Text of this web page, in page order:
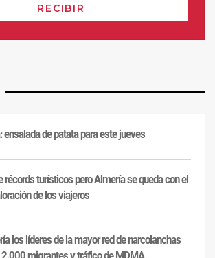
ensalada de patata para este jueves
récords turísticos pero Almería se queda con el
de los viajeros
los líderes de la mayor red de narcolanchas